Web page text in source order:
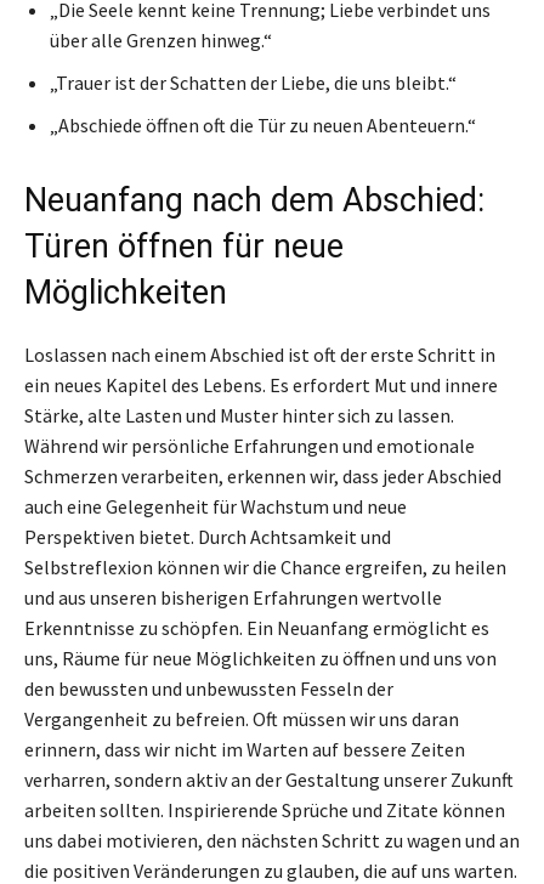
„Die Seele kennt keine Trennung; Liebe verbindet uns
über alle Grenzen hinweg.“
„Trauer ist der Schatten der Liebe, die uns bleibt.“
„Abschiede öffnen oft die Tür zu neuen Abenteuern.“
Neuanfang nach dem Abschied:
Türen öffnen für neue
Möglichkeiten
Loslassen nach einem Abschied ist oft der erste Schritt in
ein neues Kapitel des Lebens. Es erfordert Mut und innere
Stärke, alte Lasten und Muster hinter sich zu lassen.
Während wir persönliche Erfahrungen und emotionale
Schmerzen verarbeiten, erkennen wir, dass jeder Abschied
auch eine Gelegenheit für Wachstum und neue
Perspektiven bietet. Durch Achtsamkeit und
Selbstreflexion können wir die Chance ergreifen, zu heilen
und aus unseren bisherigen Erfahrungen wertvolle
Erkenntnisse zu schöpfen. Ein Neuanfang ermöglicht es
uns, Räume für neue Möglichkeiten zu öffnen und uns von
den bewussten und unbewussten Fesseln der
Vergangenheit zu befreien. Oft müssen wir uns daran
erinnern, dass wir nicht im Warten auf bessere Zeiten
verharren, sondern aktiv an der Gestaltung unserer Zukunft
arbeiten sollten. Inspirierende Sprüche und Zitate können
uns dabei motivieren, den nächsten Schritt zu wagen und an
die positiven Veränderungen zu glauben, die auf uns warten.